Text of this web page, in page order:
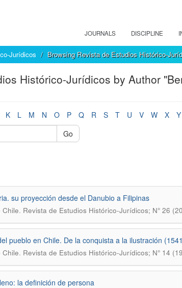
JOURNALS DISCIPLINE
Jurídicos Browsing Revista de Estudios Histórico-
Histórico-Jurídicos by Author
K L M N O P Q R S T U V W X Y
Go
su proyección desde el Danubio a Filipinas
Chile. Revista de Estudios Histórico-Jurídicos; N° 26
pueblo en Chile. De la conquista a la ilustración
Chile. Revista de Estudios Histórico-Jurídicos; N° 14
la definición de persona